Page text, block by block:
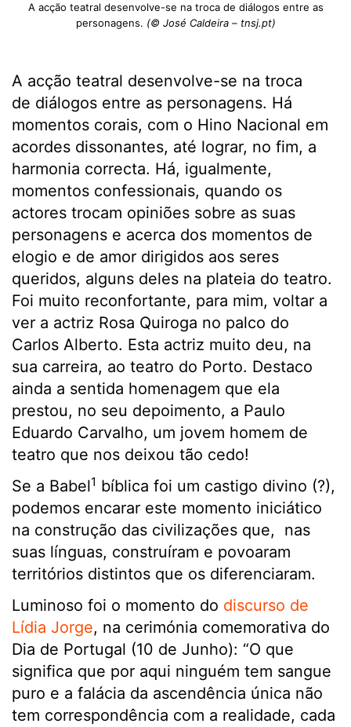
A acção teatral desenvolve-se na troca de diálogos entre as
personagens. (© José Caldeira – tnsj.pt)
A acção teatral desenvolve-se na troca
de diálogos entre as personagens. Há
momentos corais, com o Hino Nacional em
acordes dissonantes, até lograr, no fim, a
harmonia correcta. Há, igualmente,
momentos confessionais, quando os
actores trocam opiniões sobre as suas
personagens e acerca dos momentos de
elogio e de amor dirigidos aos seres
queridos, alguns deles na plateia do teatro.
Foi muito reconfortante, para mim, voltar a
ver a actriz Rosa Quiroga no palco do
Carlos Alberto. Esta actriz muito deu, na
sua carreira, ao teatro do Porto. Destaco
ainda a sentida homenagem que ela
prestou, no seu depoimento, a Paulo
Eduardo Carvalho, um jovem homem de
teatro que nos deixou tão cedo!
Se a Babel1 bíblica foi um castigo divino (?),
podemos encarar este momento iniciático
na construção das civilizações que, nas
suas línguas, construíram e povoaram
territórios distintos que os diferenciaram.
Luminoso foi o momento do discurso de
Lídia Jorge, na cerimónia comemorativa do
Dia de Portugal (10 de Junho): “O que
significa que por aqui ninguém tem sangue
puro e a falácia da ascendência única não
tem correspondência com a realidade, cada